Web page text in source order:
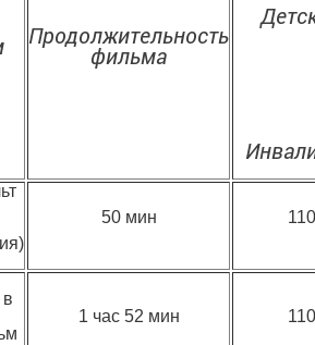
Продолжительность
фильма
50 мин 110
1 час 52 мин 110